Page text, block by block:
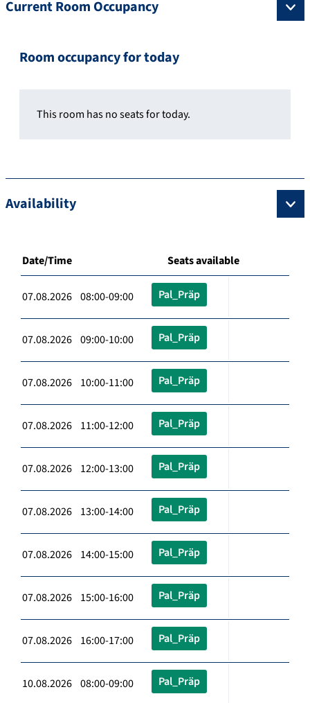
Current Room Occupancy
Room occupancy for today
This room has no seats for today.
Availability
Date/Time Seats available
07.08.2026 08:00-09:00 Pal_Präp
07.08.2026 09:00-10:00 Pal_Präp
07.08.2026 10:00-11:00 Pal_Präp
07.08.2026 11:00-12:00 Pal_Präp
07.08.2026 12:00-13:00 Pal_Präp
07.08.2026 13:00-14:00 Pal_Präp
07.08.2026 14:00-15:00 Pal_Präp
07.08.2026 15:00-16:00 Pal_Präp
07.08.2026 16:00-17:00 Pal_Präp
10.08.2026 08:00-09:00 Pal_Präp